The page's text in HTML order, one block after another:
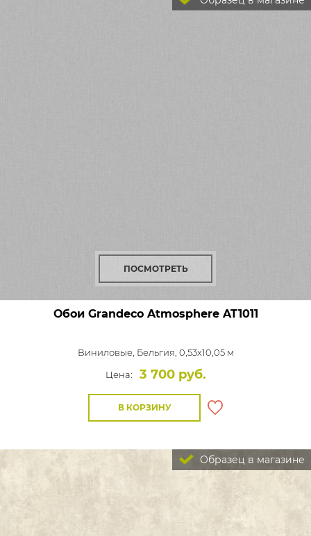
ПОСМОТРЕТЬ
Обои Grandeco AtmosphereAT1011
Виниловые, Бельгия, 0,53x10,05 м
Цена:
3 700 руб.
В КОРЗИНУ
Образец в магазине